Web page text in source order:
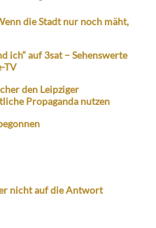
die Stadt nur noch mäht,
ich“ auf 3sat – Sehenswerte
TV
den Leipziger
Propaganda nutzen
nicht auf die Antwort